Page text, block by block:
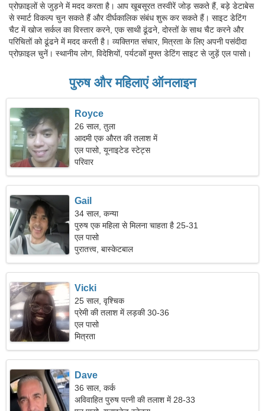
प्रोफ़ाइलों से जुड़ने में मदद करता है। आप खूबसूरत तस्वीरें जोड़ सकते हैं, बड़े डेटाबेस
से स्मार्ट विकल्प चुन सकते हैं और दीर्घकालिक संबंध शुरू कर सकते हैं। साइट डेटिंग
चैट में खोज सर्कल का विस्तार करने, एक साथी ढूंढने, दोस्तों के साथ चैट करने और
परिचितों को ढूंढने में मदद करती है। व्यक्तिगत संचार, मित्रता के लिए अपनी पसंदीदा
प्रोफ़ाइल चुनें। स्थानीय लोग, विदेशियों, पर्यटकों मुफ्त डेटिंग साइट से जुड़ें एल पासो।
पुरुष और महिलाएं ऑनलाइन
Royce
26 साल, तुला
आदमी एक औरत की तलाश में
एल पासो, यूनाइटेड स्टेट्स
परिवार
Gail
34 साल, कन्या
पुरुष एक महिला से मिलना चाहता है 25-31
एल पासो
पुरातत्त्व, बास्केटबाल
Vicki
25 साल, वृश्चिक
प्रेमी की तलाश में लड़की 30-36
एल पासो
मित्रता
Dave
36 साल, कर्क
अविवाहित पुरुष पत्नी की तलाश में 28-33